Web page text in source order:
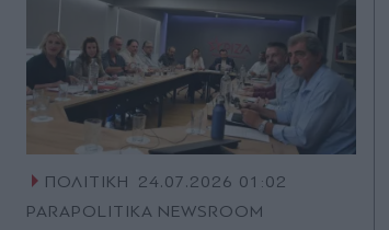
ΠΟΛΙΤΙΚΗ
24.07.2026 01:02
PARAPOLITIKA NEWSROOM